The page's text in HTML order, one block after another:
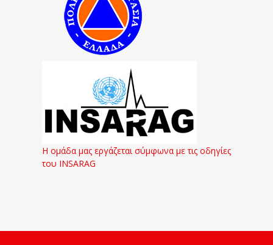
Η ομάδα μας εργάζεται σύμφωνα με τις οδηγίες
του INSARAG